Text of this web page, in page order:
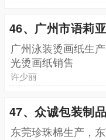
46、广州市语莉
广州泳装烫画纸生
光烫画纸销售
许少丽
47、众诚包装制
东莞珍珠棉生产，